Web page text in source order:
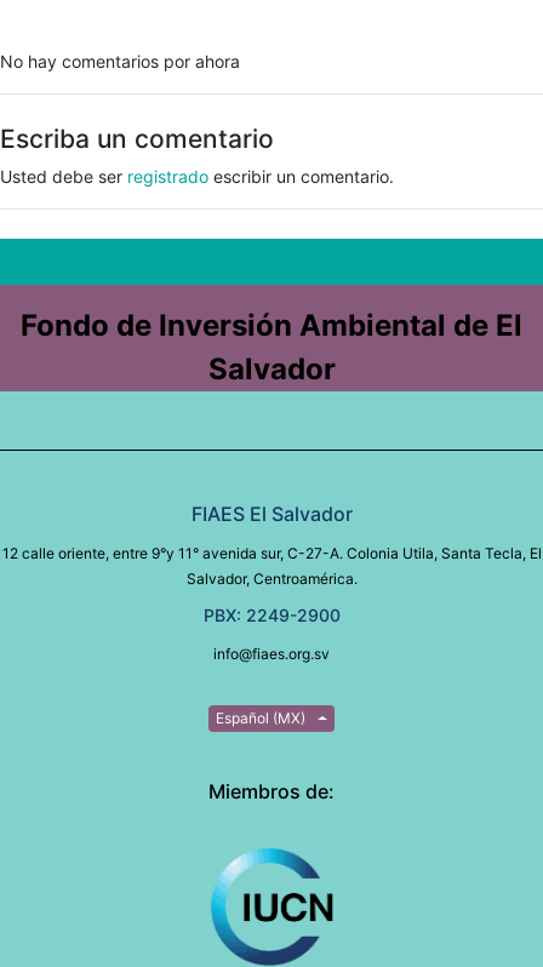
No hay comentarios por ahora
Escriba un comentario
Usted debe ser registrado escribir un comentario.
Fondo de Inversión Ambiental de El
Salvador
FIAES El Salvador
12 calle oriente, entre 9°y 11° avenida sur, C-27-A. Colonia Utila, Santa Tecla, El
Salvador, Centroamérica.
PBX: 2249-2900
info@fiaes.org.sv
Español (MX)
Miembros de: